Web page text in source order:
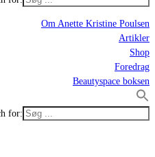
Om Anette Kristine Poulsen
Artikler
Shop
Foredrag
Beautyspace boksen
for: